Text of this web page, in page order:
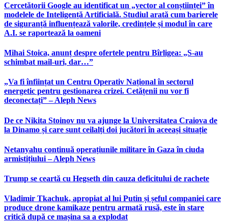
Cercetătorii Google au identificat un „vector al conștiinței” în
modelele de Inteligență Artificială. Studiul arată cum barierele
de siguranță influențează valorile, credințele și modul în care
A.I. se raportează la oameni
Mihai Stoica, anunț despre ofertele pentru Bîrligea: „S-au
schimbat mail-uri, dar…”
„Va fi înființat un Centru Operativ Național în sectorul
energetic pentru gestionarea crizei. Cetățenii nu vor fi
deconectați” – Aleph News
De ce Nikita Stoinov nu va ajunge la Universitatea Craiova de
la Dinamo și care sunt ceilalți doi jucători în aceeași situație
Netanyahu continuă operațiunile militare în Gaza în ciuda
armistițiului – Aleph News
Trump se ceartă cu Hegseth din cauza deficitului de rachete
Vladimir Tkachuk, apropiat al lui Putin și șeful companiei care
produce drone kamikaze pentru armată rusă, este în stare
critică după ce mașina sa a explodat